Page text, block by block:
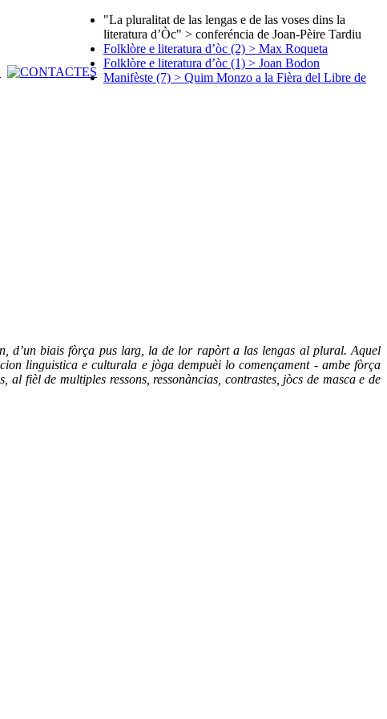
"La pluralitat de las lengas e de las voses dins la
literatura d’Òc" > conferéncia de Joan-Pèire Tardiu
Folklòre e literatura d’òc (2) > Max Roqueta
Folklòre e literatura d’òc (1) > Joan Bodon
Manifèste (7) > Quim Monzo a la Fièra del Libre de
d’un biais fòrça pus larg, la de lor rapòrt a las lengas al plural. Aquel
linguistica e culturala e jòga dempuèi lo començament - ambe fòrça
fièl de multiples ressons, ressonàncias, contrastes, jòcs de masca e de